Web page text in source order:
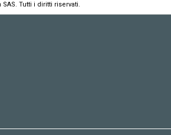
Tutti i diritti riservati.